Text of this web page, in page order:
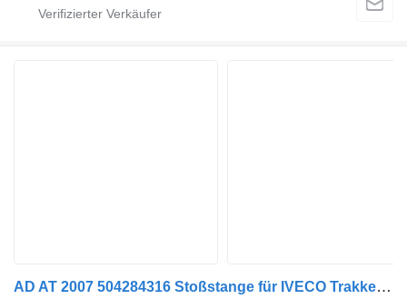
AD AT 2007 504284316 Stoßstange für IVECO Trakker Stralis Sattelzugmaschine